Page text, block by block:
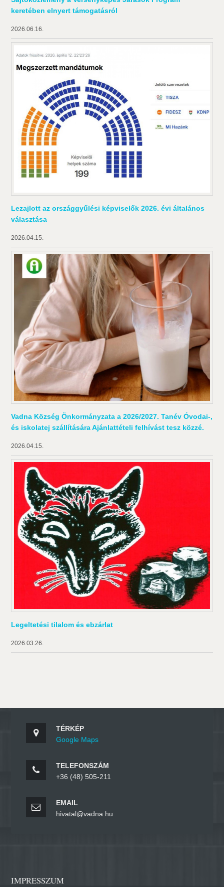
keretében elnyert támogatásról
2026.06.16.
Lezajlott az országgyűlési képviselők 2026. évi általános
választása
2026.04.15.
Vadna Község Önkormányzata a 2026/2027. Tanév Óvodai-,
és iskolatej szállítására Ajánlattételi felhívást tesz közzé.
2026.04.15.
Legeltetési tilalom és ebzárlat
2026.03.26.
TÉRKÉP
Google Maps
TELEFONSZÁM
+36 (48) 505-211
EMAIL
hivatal@vadna.hu
IMPRESSZUM